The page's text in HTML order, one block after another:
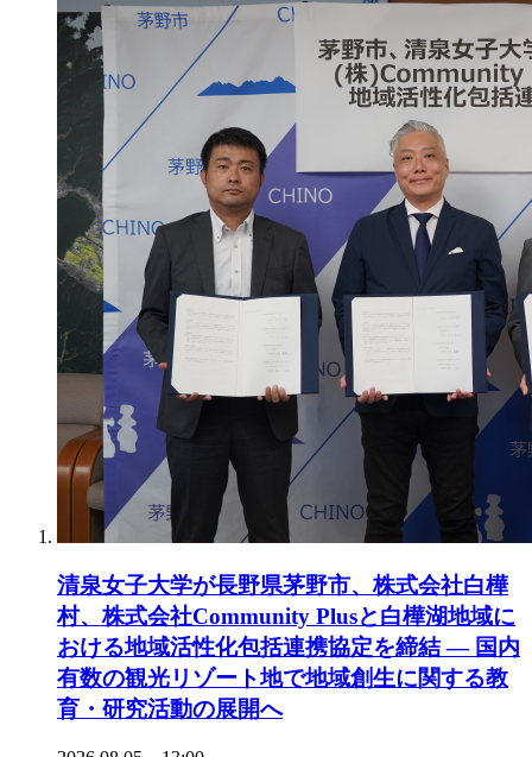
清泉女子大学が長野県茅野市、株式会社白樺
村、株式会社Community Plusと白樺湖地域に
おける地域活性化包括連携協定を締結 ― 国内
有数の観光リゾート地で地域創生に関する教
育・研究活動の展開へ